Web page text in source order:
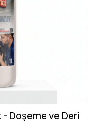
Doşeme ve Deri